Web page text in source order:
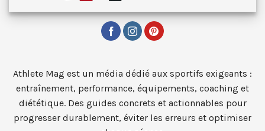
Athlete Mag est un média dédié aux sportifs exigeants :
entraînement, performance, équipements, coaching et
diététique. Des guides concrets et actionnables pour
progresser durablement, éviter les erreurs et optimiser